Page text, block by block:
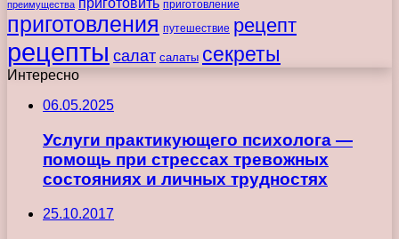
преимущества приготовить приготовление
приготовления путешествие рецепт
рецепты салат салаты секреты
Интересно
06.05.2025
Услуги практикующего психолога —
помощь при стрессах тревожных
состояниях и личных трудностях
25.10.2017